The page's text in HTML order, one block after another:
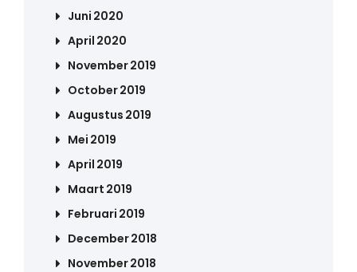
Juni 2020
April 2020
November 2019
October 2019
Augustus 2019
Mei 2019
April 2019
Maart 2019
Februari 2019
December 2018
November 2018